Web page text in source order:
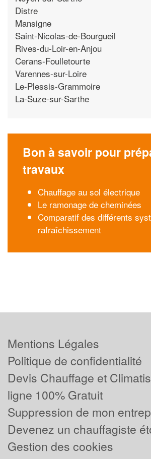
Distre
Mansigne
Saint-Nicolas-de-Bourgueil
Rives-du-Loir-en-Anjou
Cerans-Foulletourte
Varennes-sur-Loire
Le-Plessis-Grammoire
La-Suze-sur-Sarthe
Bon à savoir pour
travaux
Chauffage au sol électrique
Le ramonage de cheminées
Comparatif des différents
rafraîchissement
Mentions Légales
Politique de confidentialité
Devis Chauffage et
ligne 100% Gratuit
Suppression de mon
Devenez un chauffagiste
Gestion des cookies